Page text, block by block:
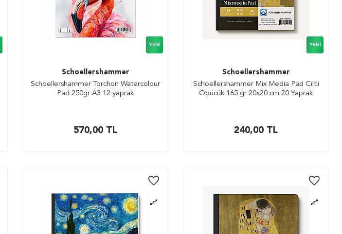
YENI
Schoellershammer
Schoellershammer Torchon Watercolour
Pad 250gr A3 12 yaprak
570,00 TL
YENI
Schoellershammer
Schoellershammer Mix Media Pad Ciltli
Öpücük 165 gr 20x20 cm 20 Yaprak
240,00 TL